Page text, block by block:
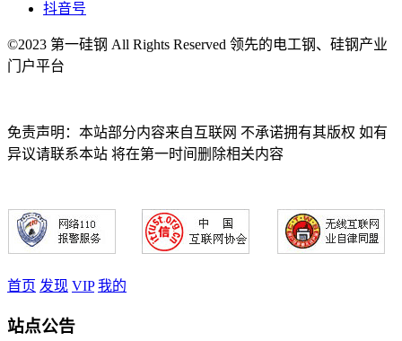
抖音号
©2023 第一硅钢 All Rights Reserved 领先的电工钢、硅钢产业
门户平台
免责声明：本站部分内容来自互联网 不承诺拥有其版权 如有
异议请联系本站 将在第一时间删除相关内容
首页 发现 VIP 我的
站点公告